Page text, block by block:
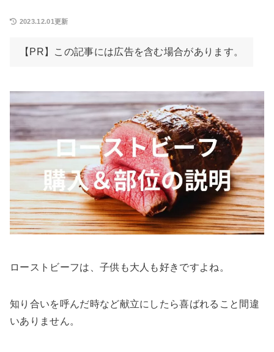
2023.12.01更新
【PR】この記事には広告を含む場合があります。
ローストビーフは、子供も大人も好きですよね。
知り合いを呼んだ時など献立にしたら喜ばれること間違
いありません。